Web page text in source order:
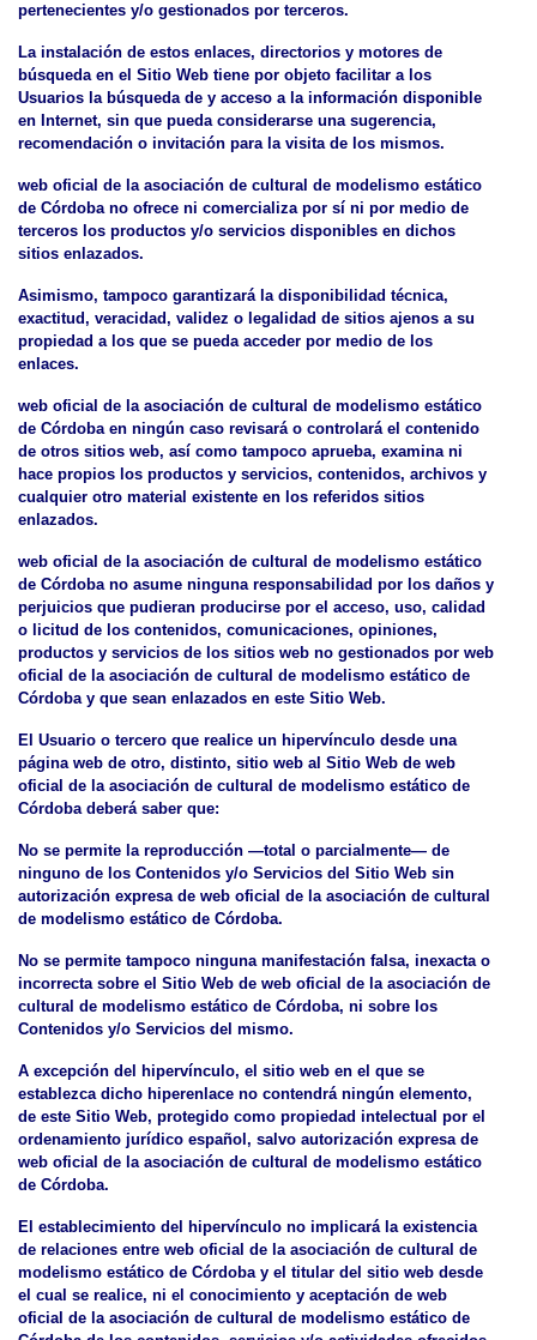
pertenecientes y/o gestionados por terceros.
La instalación de estos enlaces, directorios y motores de
búsqueda en el Sitio Web tiene por objeto facilitar a los
Usuarios la búsqueda de y acceso a la información disponible
en Internet, sin que pueda considerarse una sugerencia,
recomendación o invitación para la visita de los mismos.
web oficial de la asociación de cultural de modelismo estático
de Córdoba no ofrece ni comercializa por sí ni por medio de
terceros los productos y/o servicios disponibles en dichos
sitios enlazados.
Asimismo, tampoco garantizará la disponibilidad técnica,
exactitud, veracidad, validez o legalidad de sitios ajenos a su
propiedad a los que se pueda acceder por medio de los
enlaces.
web oficial de la asociación de cultural de modelismo estático
de Córdoba en ningún caso revisará o controlará el contenido
de otros sitios web, así como tampoco aprueba, examina ni
hace propios los productos y servicios, contenidos, archivos y
cualquier otro material existente en los referidos sitios
enlazados.
web oficial de la asociación de cultural de modelismo estático
de Córdoba no asume ninguna responsabilidad por los daños y
perjuicios que pudieran producirse por el acceso, uso, calidad
o licitud de los contenidos, comunicaciones, opiniones,
productos y servicios de los sitios web no gestionados por web
oficial de la asociación de cultural de modelismo estático de
Córdoba y que sean enlazados en este Sitio Web.
El Usuario o tercero que realice un hipervínculo desde una
página web de otro, distinto, sitio web al Sitio Web de web
oficial de la asociación de cultural de modelismo estático de
Córdoba deberá saber que:
No se permite la reproducción —total o parcialmente— de
ninguno de los Contenidos y/o Servicios del Sitio Web sin
autorización expresa de web oficial de la asociación de cultural
de modelismo estático de Córdoba.
No se permite tampoco ninguna manifestación falsa, inexacta o
incorrecta sobre el Sitio Web de web oficial de la asociación de
cultural de modelismo estático de Córdoba, ni sobre los
Contenidos y/o Servicios del mismo.
A excepción del hipervínculo, el sitio web en el que se
establezca dicho hiperenlace no contendrá ningún elemento,
de este Sitio Web, protegido como propiedad intelectual por el
ordenamiento jurídico español, salvo autorización expresa de
web oficial de la asociación de cultural de modelismo estático
de Córdoba.
El establecimiento del hipervínculo no implicará la existencia
de relaciones entre web oficial de la asociación de cultural de
modelismo estático de Córdoba y el titular del sitio web desde
el cual se realice, ni el conocimiento y aceptación de web
oficial de la asociación de cultural de modelismo estático de